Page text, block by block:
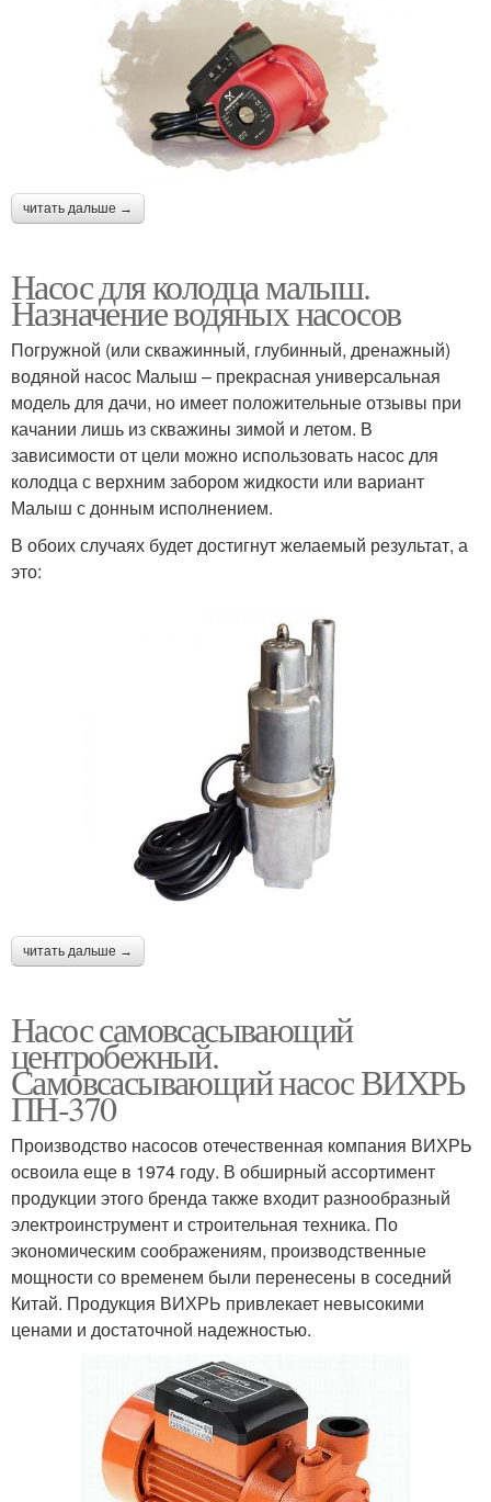
читать дальше →
Насос для колодца малыш.
Назначение водяных насосов
Погружной (или скважинный, глубинный, дренажный)
водяной насос Малыш – прекрасная универсальная
модель для дачи, но имеет положительные отзывы при
качании лишь из скважины зимой и летом. В
зависимости от цели можно использовать насос для
колодца с верхним забором жидкости или вариант
Малыш с донным исполнением.
В обоих случаях будет достигнут желаемый результат, а
это:
читать дальше →
Насос самовсасывающий
центробежный.
Самовсасывающий насос ВИХРЬ
ПН-370
Производство насосов отечественная компания ВИХРЬ
освоила еще в 1974 году. В обширный ассортимент
продукции этого бренда также входит разнообразный
электроинструмент и строительная техника. По
экономическим соображениям, производственные
мощности со временем были перенесены в соседний
Китай. Продукция ВИХРЬ привлекает невысокими
ценами и достаточной надежностью.